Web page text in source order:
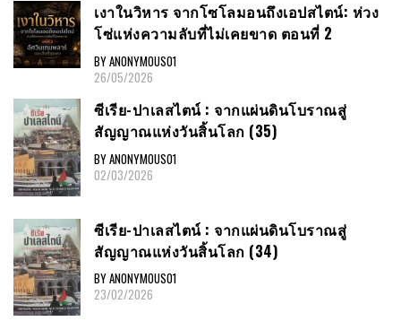
เงาในวิหาร จากโซโลมอนถึงเอปสไตน์: ห่วง
โซ่แห่งความลับที่ไม่เคยขาด ตอนที่ 2
BY ANONYMOUS01
26/05/2026
ซีเรีย​-ปาเลสไตน์​ : จากแผ่นดินโบราณสู่
สัญญาณ​แห่งวันสิ้นโลก​ (35)
BY ANONYMOUS01
02/03/2026
ซีเรีย​-ปาเลสไตน์​ : จากแผ่นดินโบราณสู่
สัญญาณ​แห่งวันสิ้นโลก​ (34)
BY ANONYMOUS01
23/02/2026